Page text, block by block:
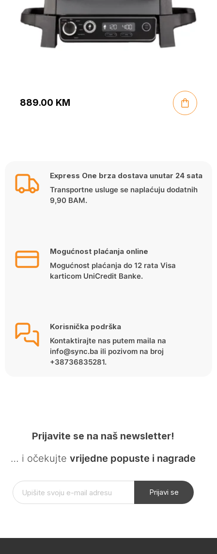
889.00 KM
Express One brza dostava unutar 24 sata
Transportne usluge se naplaćuju dodatnih
9,90 BAM.
Mogućnost plaćanja online
Mogućnost plaćanja do 12 rata Visa
karticom UniCredit Banke.
Korisnička podrška
Kontaktirajte nas putem maila na
info@sync.ba ili pozivom na broj
+38736835281.
Prijavite se na naš newsletter!
… i očekujte vrijedne popuste i nagrade
Prijavi se